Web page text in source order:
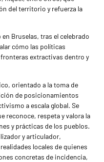
del territorio y refuerza la
Bruselas, tras el celebrado
cómo las políticas
extractivas dentro y
orientado a la toma de
de posicionamientos
a escala global. Se
reconoce, respeta y valora la
y prácticas de los pueblos.
y articulador,
locales de quienes
concretas de incidencia,